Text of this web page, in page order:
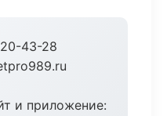
43-28
и приложение: